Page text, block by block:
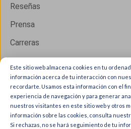
Este sitio web almacena cookies en tu
información acerca de tu interacción con
recordarte. Usamos esta información con el
experiencia de navegación y para generar
nuestros visitantes en este sitio web y otros
información sobre las cookies, consulta
Si rechazas, no se hará seguimiento de tu
Reseñas
Prensa
Carreras
Copyright © 2026 IXON B.V. All rights
Trust Center
Privacy & cookies